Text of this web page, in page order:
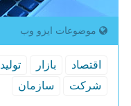
موضوعات ایزو وب
اقتصاد بازار تولید
شركت
سازمان